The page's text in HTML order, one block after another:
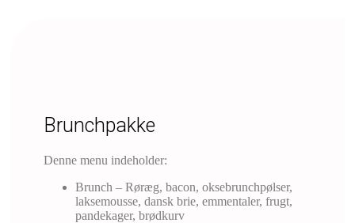
Brunchpakke
Denne menu indeholder:
Brunch – Røræg, bacon, oksebrunchpølser,
laksemousse, dansk brie, emmentaler, frugt,
pandekager, brødkurv